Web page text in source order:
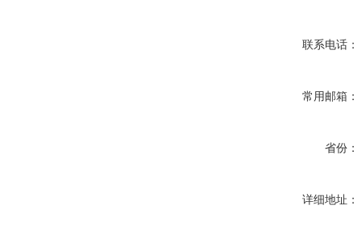
联系电话：
常用邮箱：
省份：
详细地址：